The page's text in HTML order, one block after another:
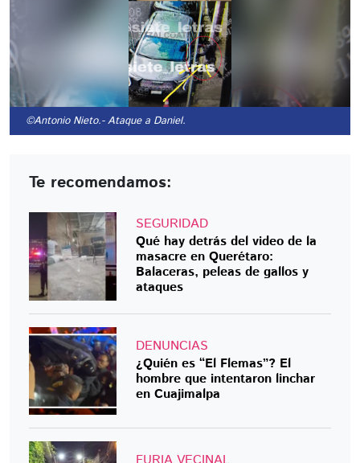
©Antonio Nieto.- Ataque a Daniel.
Te recomendamos:
SEGURIDAD
Qué hay detrás del video de la
masacre en Querétaro:
Balaceras, peleas de gallos y
ataques
DENUNCIAS
¿Quién es “El Flemas”? El
hombre que intentaron linchar
en Cuajimalpa